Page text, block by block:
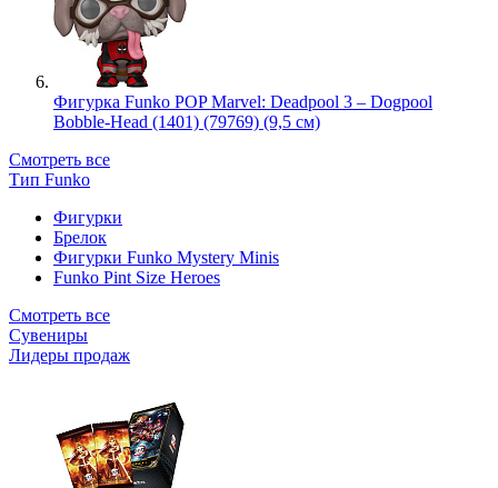
Фигурка Funko POP Marvel: Deadpool 3 – Dogpool
Bobble-Head (1401) (79769) (9,5 см)
Смотреть все
Тип Funko
Фигурки
Брелок
Фигурки Funko Mystery Minis
Funko Pint Size Heroes
Смотреть все
Сувениры
Лидеры продаж